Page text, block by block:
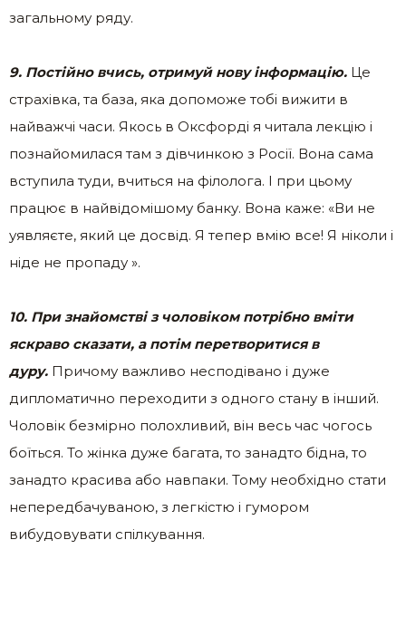
загальному ряду.
9. Постійно вчись, отримуй нову інформацію. Це
страхівка, та база, яка допоможе тобі вижити в
найважчі часи. Якось в Оксфорді я читала лекцію і
познайомилася там з дівчинкою з Росії. Вона сама
вступила туди, вчиться на філолога. І при цьому
працює в найвідомішому банку. Вона каже: «Ви не
уявляєте, який це досвід. Я тепер вмію все! Я ніколи і
ніде не пропаду ».
10. При знайомстві з чоловіком потрібно вміти
яскраво сказати, а потім перетворитися в
дуру. Причому важливо несподівано і дуже
дипломатично переходити з одного стану в інший.
Чоловік безмірно полохливий, він весь час чогось
боїться. То жінка дуже багата, то занадто бідна, то
занадто красива або навпаки. Тому необхідно стати
непередбачуваною, з легкістю і гумором
вибудовувати спілкування.